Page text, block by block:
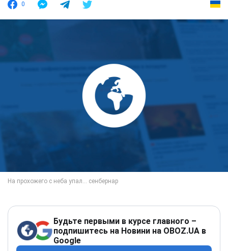
0
Будьте первыми в курсе главного –
подпишитесь на Новини на OBOZ.UA в
Google